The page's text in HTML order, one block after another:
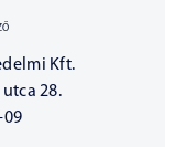
Kft.
utca 28.
09